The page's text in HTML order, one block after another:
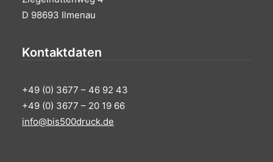
D 98693 Ilmenau
Kontaktdaten
+49 (0) 3677 – 46 92 43
+49 (0) 3677 – 20 19 66
info@bis500druck.de